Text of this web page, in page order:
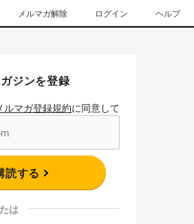
メルマガ解除 ログイン ヘルプ
ジンを登録
ルマガ登録規約に同意して
読する
は